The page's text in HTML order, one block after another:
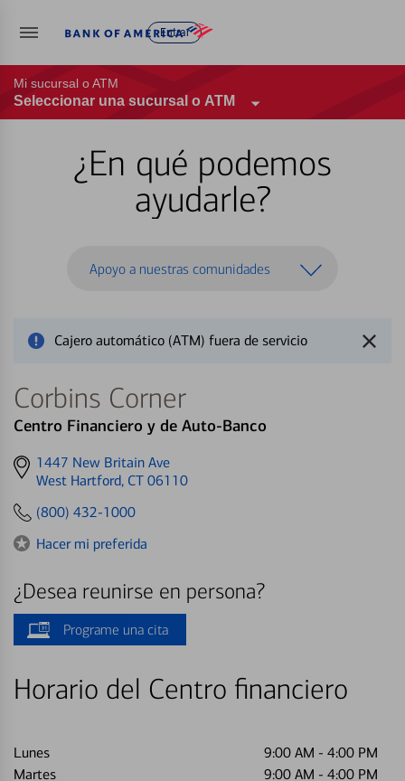
Entrar
Mi sucursal o ATM
Seleccionar una sucursal o ATM
¿En qué podemos
ayudarle?
Apoyo a nuestras comunidades
Cajero automático (ATM) fuera de servicio
Corbins Corner
Centro Financiero y de Auto-Banco
Get
directions
1447 New Britain Ave
West Hartford, CT 06110
(800) 432-1000
Hacer mi preferida
¿Desea reunirse en persona?
Programe una cita
Horario del Centro financiero
Lunes 9:00 AM - 4:00 PM
Martes
9:00 AM - 4:00 PM